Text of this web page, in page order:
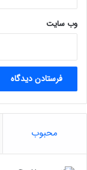
وب‌ سایت
محبوب